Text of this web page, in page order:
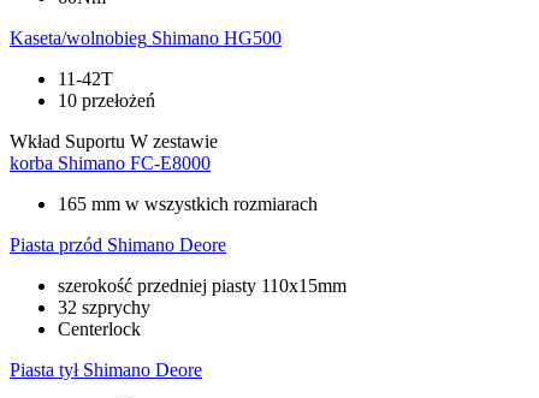
Kaseta/wolnobieg Shimano HG500
11-42T
10 przełożeń
Wkład Suportu W zestawie
korba Shimano FC-E8000
165 mm w wszystkich rozmiarach
Piasta przód Shimano Deore
szerokość przedniej piasty 110x15mm
32 szprychy
Centerlock
Piasta tył Shimano Deore